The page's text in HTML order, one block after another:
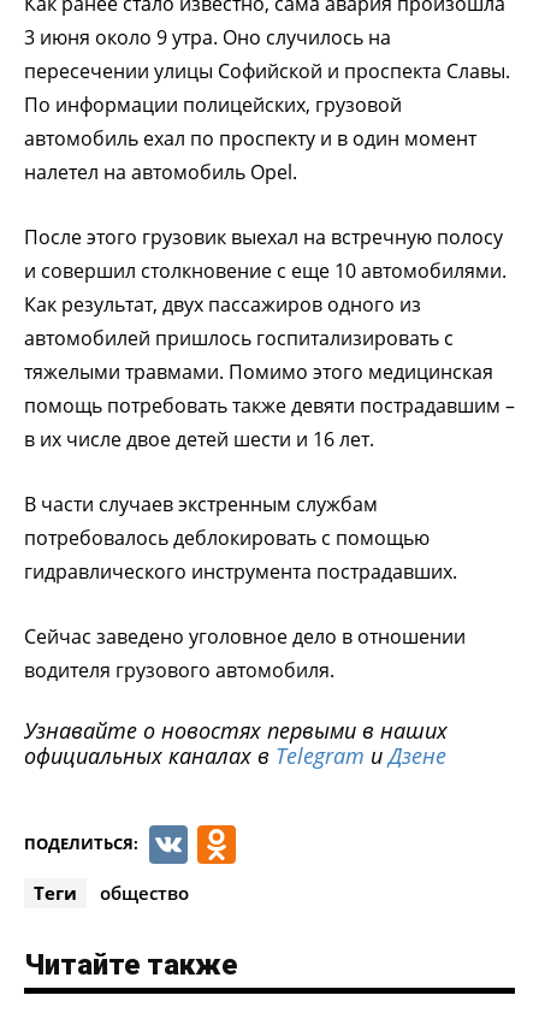
3 июня около 9 утра. Оно случилось на
пересечении улицы Софийской и проспекта Славы.
По информации полицейских, грузовой
автомобиль ехал по проспекту и в один момент
налетел на автомобиль Opel.
После этого грузовик выехал на встречную полосу
и совершил столкновение с еще 10 автомобилями.
Как результат, двух пассажиров одного из
автомобилей пришлось госпитализировать с
тяжелыми травмами. Помимо этого медицинская
помощь потребовать также девяти пострадавшим –
в их числе двое детей шести и 16 лет.
В части случаев экстренным службам
потребовалось деблокировать с помощью
гидравлического инструмента пострадавших.
Сейчас заведено уголовное дело в отношении
водителя грузового автомобиля.
Узнавайте о новостях первыми в наших
официальных каналах в Telegram иДзене
ПОДЕЛИТЬСЯ: VK
Теги общество
Читайте также